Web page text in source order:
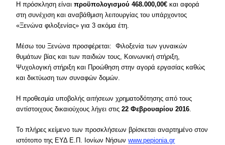
Η πρόσκληση είναιπροϋπολογισμού 468.000,00€και αφορά
στη συνέχιση και αναβάθμιση λειτουργίας του υπάρχοντος
«Ξενώνα φιλοξενίας» για 3 ακόμα έτη.
Μέσω του Ξενώνα προσφέρεται: Φιλοξενία των γυναικών
θυμάτων βίας και των παιδιών τους, Κοινωνική στήριξη,
Ψυχολογική στήριξη και Προώθηση στην αγορά εργασίας καθώς
και δικτύωση των συναφών δομών.
H προθεσμία υποβολής αιτήσεων χρηματοδότησης από τους
αντίστοιχους δικαιούχους λήγει στις22 Φεβρουαρίου 2016.
Το πλήρες κείμενο των προσκλήσεων βρίσκεται αναρτημένο στον
ιστότοπο της ΕΥΔ Ε.Π. Ιονίων Νήσωνwww.pepionia.gr